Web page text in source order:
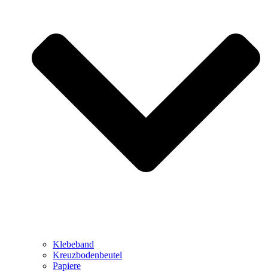
Klebeband
Kreuzbodenbeutel
Papiere